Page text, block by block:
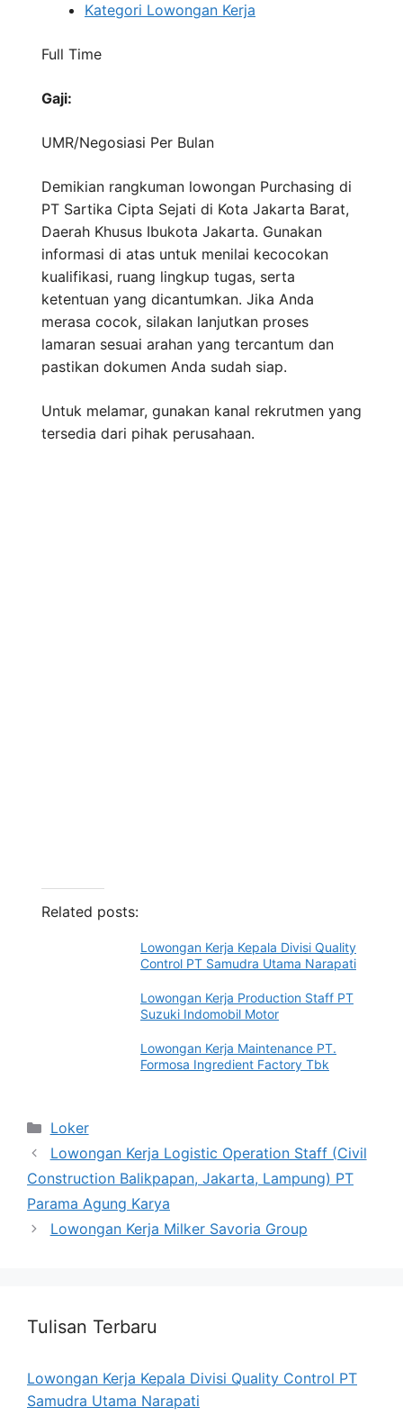
Kategori Lowongan Kerja
Full Time
Gaji:
UMR/Negosiasi Per Bulan
Demikian rangkuman lowongan Purchasing di
PT Sartika Cipta Sejati di Kota Jakarta Barat,
Daerah Khusus Ibukota Jakarta. Gunakan
informasi di atas untuk menilai kecocokan
kualifikasi, ruang lingkup tugas, serta
ketentuan yang dicantumkan. Jika Anda
merasa cocok, silakan lanjutkan proses
lamaran sesuai arahan yang tercantum dan
pastikan dokumen Anda sudah siap.
Untuk melamar, gunakan kanal rekrutmen yang
tersedia dari pihak perusahaan.
Related posts:
Lowongan Kerja Kepala Divisi Quality
Control PT Samudra Utama Narapati
Lowongan Kerja Production Staff PT
Suzuki Indomobil Motor
Lowongan Kerja Maintenance PT.
Formosa Ingredient Factory Tbk
Categories
Loker
Lowongan Kerja Logistic Operation Staff (Civil
Construction Balikpapan, Jakarta, Lampung) PT
Parama Agung Karya
Lowongan Kerja Milker Savoria Group
Tulisan Terbaru
Lowongan Kerja Kepala Divisi Quality Control PT
Samudra Utama Narapati